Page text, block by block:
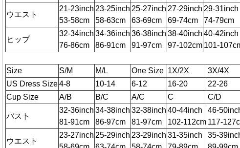
ウエスト
21-23inch
53-58cm
23-25inch
58-63cm
25-27inch
63-69cm
27-29inch
69-74cm
29-31inch
74-79cm
ヒップ
32-34inch
76-86cm
34-36inch
86-91cm
36-38inch
91-97cm
38-40inch
97-102cm
40-42inch
101-
Size S/M M/L One Size 1X/2X
3X/4X
US Dress Size4-8 10-14 6-12 16-20
22-26
Cup Size
A/B B/C A/C C C/D
バスト
32-36inch
81-91cm
34-38inch
86-97cm
32-38inch
81-97cm
40-44inch
102-112cm
46-
117-
ウエスト
23-27inch 25-29inch 23-29inch 31-35inch
35-